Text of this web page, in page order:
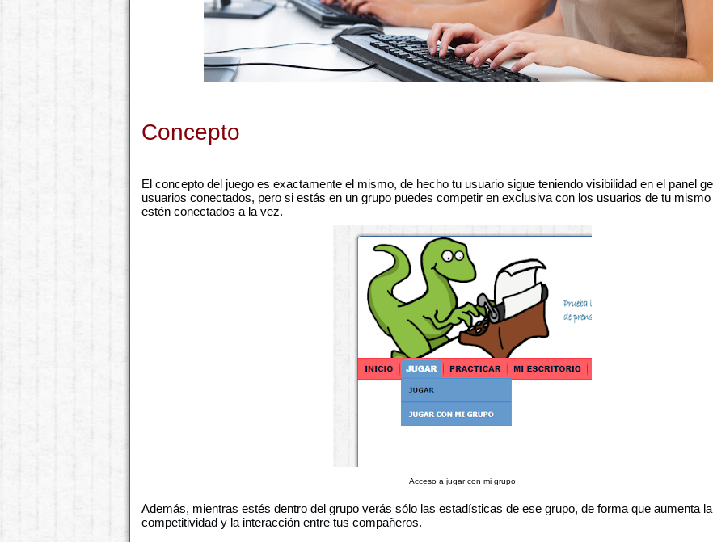
Concepto
El concepto del juego es exactamente el mismo, de hecho tu usuario sigue teniendo visibilidad en el panel
usuarios conectados, pero si estás en un grupo puedes competir en exclusiva con los usuarios de tu mismo
estén conectados a la vez.
Acceso a jugar con mi grupo
Además, mientras estés dentro del grupo verás sólo las estadísticas de ese grupo, de forma que aumenta la
competitividad y la interacción entre tus compañeros.